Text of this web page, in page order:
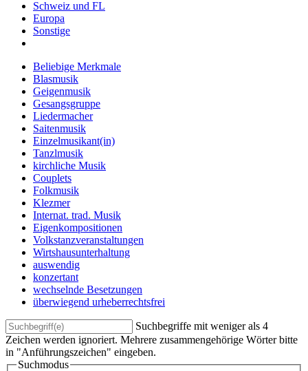
Schweiz und FL
Europa
Sonstige
Beliebige Merkmale
Blasmusik
Geigenmusik
Gesangsgruppe
Liedermacher
Saitenmusik
Einzelmusikant(in)
Tanzlmusik
kirchliche Musik
Couplets
Folkmusik
Klezmer
Internat. trad. Musik
Eigenkompositionen
Volkstanzveranstaltungen
Wirtshausunterhaltung
auswendig
konzertant
wechselnde Besetzungen
überwiegend urheberrechtsfrei
Suchbegriffe mit weniger als 4
Zeichen werden ignoriert. Mehrere zusammengehörige Wörter bitte
in "Anführungszeichen" eingeben.
Suchmodus